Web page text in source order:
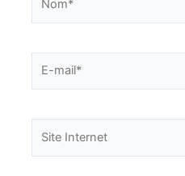
mail*
Internet